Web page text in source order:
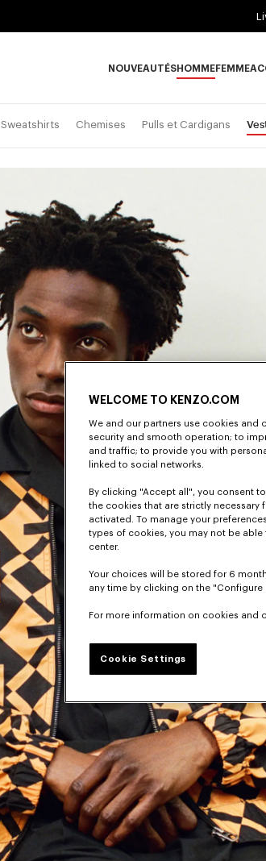
NOUVEAUTÉSHOMMEFEMME
Sweatshirts Chemises Pulls et Cardigans
WELCOME TO KENZO.COM
We and our partners use cookies and
security and smooth operation; to
and traffic; to provide you with
linked to social networks.
By clicking "Accept all", you consent
the cookies that are strictly
activated. To manage your
types of cookies, you may not be
center.
Your choices will be stored for 6
any time by clicking on the
For more information on cookies and
Cookie Settings